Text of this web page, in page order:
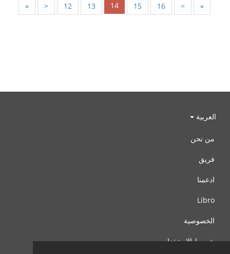
« < 12 13 14 15 16 > »
العربية
من نحن
فريق
ادعمنا
Libro
الخصوصية
شروط الإستخدام